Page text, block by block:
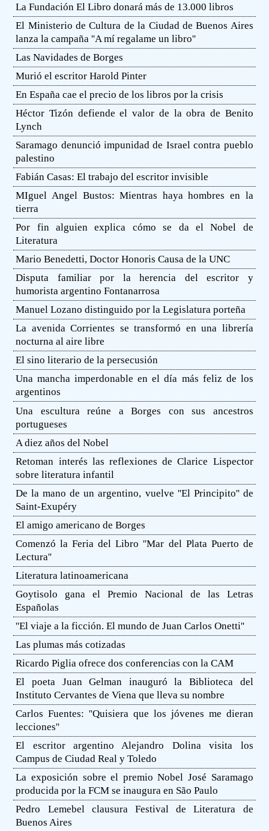
La Fundación El Libro donará más de 13.000 libros
El Ministerio de Cultura de la Ciudad de Buenos Aires
lanza la campaña ''A mí regalame un libro''
Las Navidades de Borges
Murió el escritor Harold Pinter
En España cae el precio de los libros por la crisis
Héctor Tizón defiende el valor de la obra de Benito
Lynch
Saramago denunció impunidad de Israel contra pueblo
palestino
Fabián Casas: El trabajo del escritor invisible
MIguel Angel Bustos: Mientras haya hombres en la
tierra
Por fin alguien explica cómo se da el Nobel de
Literatura
Mario Benedetti, Doctor Honoris Causa de la UNC
Disputa familiar por la herencia del escritor y
humorista argentino Fontanarrosa
Manuel Lozano distinguido por la Legislatura porteña
La avenida Corrientes se transformó en una librería
nocturna al aire libre
El sino literario de la persecusión
Una mancha imperdonable en el día más feliz de los
argentinos
Una escultura reúne a Borges con sus ancestros
portugueses
A diez años del Nobel
Retoman interés las reflexiones de Clarice Lispector
sobre literatura infantil
De la mano de un argentino, vuelve ''El Principito'' de
Saint-Exupéry
El amigo americano de Borges
Comenzó la Feria del Libro ''Mar del Plata Puerto de
Lectura''
Literatura latinoamericana
Goytisolo gana el Premio Nacional de las Letras
Españolas
''El viaje a la ficción. El mundo de Juan Carlos Onetti''
Las plumas más cotizadas
Ricardo Piglia ofrece dos conferencias con la CAM
El poeta Juan Gelman inauguró la Biblioteca del
Instituto Cervantes de Viena que lleva su nombre
Carlos Fuentes: ''Quisiera que los jóvenes me dieran
lecciones''
El escritor argentino Alejandro Dolina visita los
Campus de Ciudad Real y Toledo
La exposición sobre el premio Nobel José Saramago
producida por la FCM se inaugura en São Paulo
Pedro Lemebel clausura Festival de Literatura de
Buenos Aires